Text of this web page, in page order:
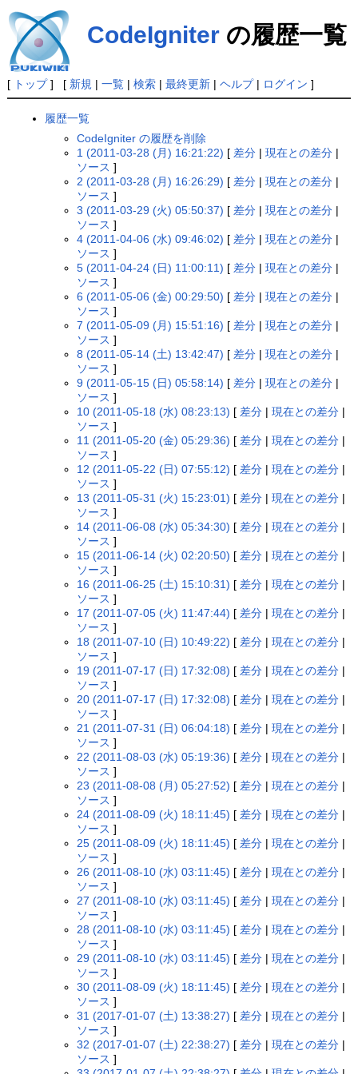
CodeIgniterの履歴一覧
[ トップ] [ 新規 | 一覧| 検索| 最終更新| ヘルプ| ログイン ]
履歴一覧
CodeIgniter の履歴を削除
1 (2011-03-28 (月) 16:21:22) [ 差分 |現在との差分 |
ソース ]
2 (2011-03-28 (月) 16:26:29) [ 差分 |現在との差分 |
ソース ]
3 (2011-03-29 (火) 05:50:37) [ 差分 |現在との差分 |
ソース ]
4 (2011-04-06 (水) 09:46:02) [ 差分 |現在との差分 |
ソース ]
5 (2011-04-24 (日) 11:00:11) [ 差分 |現在との差分 |
ソース ]
6 (2011-05-06 (金) 00:29:50) [ 差分 |現在との差分 |
ソース ]
7 (2011-05-09 (月) 15:51:16) [ 差分 |現在との差分 |
ソース ]
8 (2011-05-14 (土) 13:42:47) [ 差分 |現在との差分 |
ソース ]
9 (2011-05-15 (日) 05:58:14) [ 差分 |現在との差分 |
ソース ]
10 (2011-05-18 (水) 08:23:13) [ 差分 |現在との差分 |
ソース ]
11 (2011-05-20 (金) 05:29:36) [ 差分 |現在との差分 |
ソース ]
12 (2011-05-22 (日) 07:55:12) [ 差分 |現在との差分 |
ソース ]
13 (2011-05-31 (火) 15:23:01) [ 差分 |現在との差分 |
ソース ]
14 (2011-06-08 (水) 05:34:30) [ 差分 |現在との差分 |
ソース ]
15 (2011-06-14 (火) 02:20:50) [ 差分 |現在との差分 |
ソース ]
16 (2011-06-25 (土) 15:10:31) [ 差分 |現在との差分 |
ソース ]
17 (2011-07-05 (火) 11:47:44) [ 差分 |現在との差分 |
ソース ]
18 (2011-07-10 (日) 10:49:22) [ 差分 |現在との差分 |
ソース ]
19 (2011-07-17 (日) 17:32:08) [ 差分 |現在との差分 |
ソース ]
20 (2011-07-17 (日) 17:32:08) [ 差分 |現在との差分 |
ソース ]
21 (2011-07-31 (日) 06:04:18) [ 差分 |現在との差分 |
ソース ]
22 (2011-08-03 (水) 05:19:36) [ 差分 |現在との差分 |
ソース ]
23 (2011-08-08 (月) 05:27:52) [ 差分 |現在との差分 |
ソース ]
24 (2011-08-09 (火) 18:11:45) [ 差分 |現在との差分 |
ソース ]
25 (2011-08-09 (火) 18:11:45) [ 差分 |現在との差分 |
ソース ]
26 (2011-08-10 (水) 03:11:45) [ 差分 |現在との差分 |
ソース ]
27 (2011-08-10 (水) 03:11:45) [ 差分 |現在との差分 |
ソース ]
28 (2011-08-10 (水) 03:11:45) [ 差分 |現在との差分 |
ソース ]
29 (2011-08-10 (水) 03:11:45) [ 差分 |現在との差分 |
ソース ]
30 (2011-08-09 (火) 18:11:45) [ 差分 |現在との差分 |
ソース ]
31 (2017-01-07 (土) 13:38:27) [ 差分 |現在との差分 |
ソース ]
32 (2017-01-07 (土) 22:38:27) [ 差分 |現在との差分 |
ソース ]